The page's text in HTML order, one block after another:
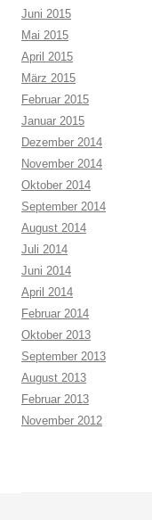
Juni 2015
Mai 2015
April 2015
März 2015
Februar 2015
Januar 2015
Dezember 2014
November 2014
Oktober 2014
September 2014
August 2014
Juli 2014
Juni 2014
April 2014
Februar 2014
Oktober 2013
September 2013
August 2013
Februar 2013
November 2012